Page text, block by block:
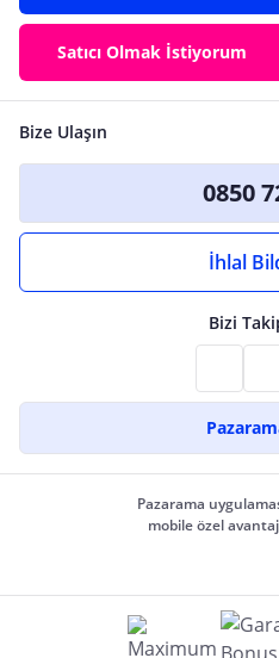
Satıcı Olmak İstiyorum
Bize Ulaşın
0850
İhlal
Bizi
Pazarama
mobile özel